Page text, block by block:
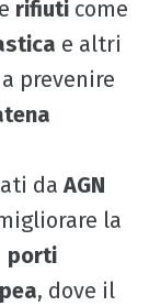
rifiuti come
e altri
prevenire
da AGN
la
porti
, dove il